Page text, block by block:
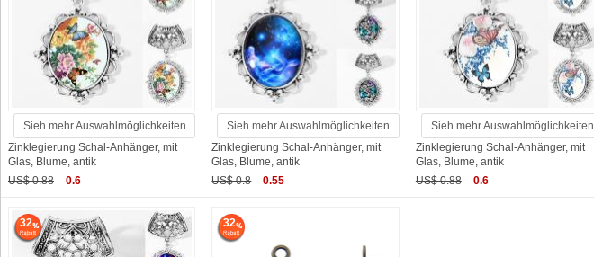
Sieh mehr Auswahlmöglichkeiten
Zinklegierung Schal-Anhänger, mit
Glas, Blume, antik
US$ 0.88
0.6
Sieh mehr Auswahlmöglichkeiten
Zinklegierung Schal-Anhänger, mit
Glas, Blume, antik
US$ 0.8
0.55
Sieh mehr Auswahlmöglichkeiten
Zinklegierung Schal-Anhänger, mit
Glas, Blume, antik
US$ 0.88
0.6
32 32